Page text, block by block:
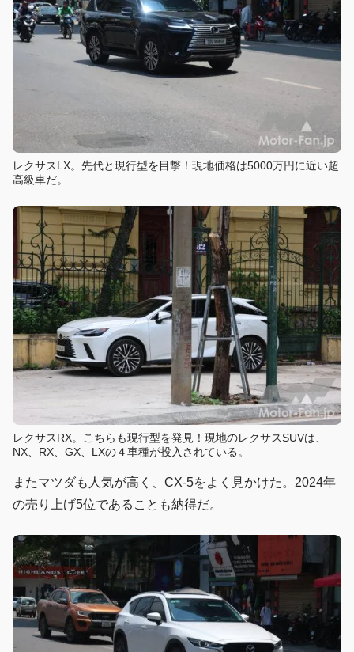
レクサスLX。先代と現行型を目撃！現地価格は5000万円に近い超
高級車だ。
レクサスRX。こちらも現行型を発見！現地のレクサスSUVは、
NX、RX、GX、LXの４車種が投入されている。
またマツダも人気が高く、CX-5をよく見かけた。2024年
の売り上げ5位であることも納得だ。